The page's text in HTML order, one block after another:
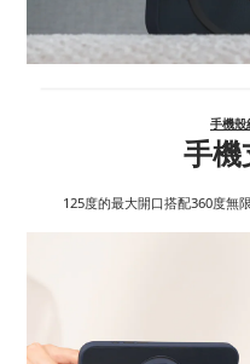
手機殼
手機
125度的最大開口搭配360度無